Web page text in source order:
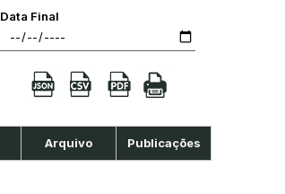
Data Final
Arquivo Publicações